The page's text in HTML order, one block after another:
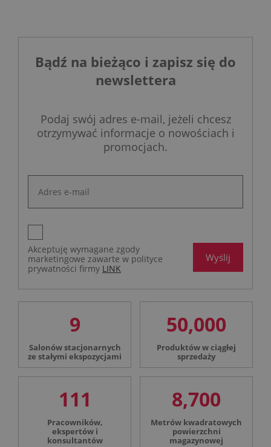
Bądź na bieżąco i zapisz się do
newslettera
Podaj swój adres e-mail, jeżeli chcesz
otrzymywać informacje o nowościach i
promocjach.
Akceptuję wymagane zgody
marketingowe zawarte w polityce
prywatności firmy LINK
Wyślij
9
Salonów stacjonarnych
ze stałymi ekspozycjami
50,000
Produktów w ciągłej
sprzedaży
111
Pracowników,
ekspertów i
konsultantów
8,700
Metrów kwadratowych
powierzchni
magazynowej